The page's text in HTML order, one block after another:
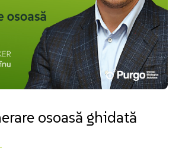
osoasă ghidată